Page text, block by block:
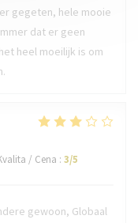
gegeten, hele mooie
dat er geen
heel moeilijk is om
/ Cena : 3/5
gewoon, Globaal